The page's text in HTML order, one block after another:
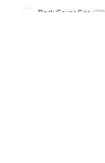
Back Cover Cas (20)